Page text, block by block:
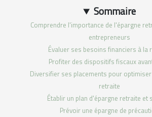
Sommaire
Comprendre l'importance de l'épargne
entrepreneurs
Évaluer ses besoins financiers à la
Profiter des dispositifs fiscaux
Diversifier ses placements pour
retraite
Établir un plan d'épargne retraite et
Prévoir une épargne de